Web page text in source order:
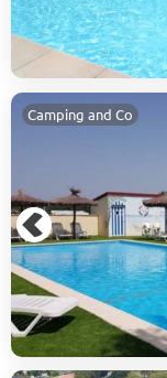
Camping and Co